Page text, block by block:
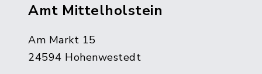
Amt Mittelholstein
Am Markt 15
24594 Hohenwestedt